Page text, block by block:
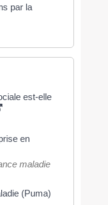
par la
est-elle
en
maladie
(Puma)